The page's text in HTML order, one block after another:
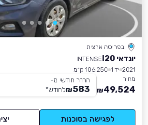
בפריסה ארצית
יונדאי I20
INTENSE
2021 יד 1
106,250 ק״מ
מחיר
49,524
₪
החזר חודשי מ-
583
₪לחודש*
לפגישה בסוכנות